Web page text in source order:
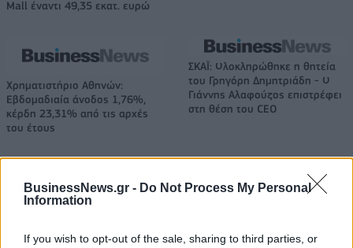
BusinessNews.gr - Do Not Process My Personal
Information
If you wish to opt-out of the sale, sharing to third parties, or
Mall έναντι 49,35 εκατ. ευρώ
Χρηματιστήριο Αθηνών:
Εβδομαδιαία άνοδος 1,76%,
κέρδη 23,31% από τις αρχές
του έτους
ΣΚΑΪ: Ολοκληρώθηκε η θητεία
του Γρηγόρη Δημητριάδη - Ο
Γιάννης Αλαφούζος επιστρέφει
στη θέση του CEO
Media: Με ενίσχυση 8 εκατ. ευρώ σε 451 επιχειρήσεις ξεκίνησε το
πρόγραμμα στήριξης- Κάλυψη εισφορών ΕΔΟΕΑΠ